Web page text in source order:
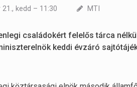
kedd – 11:30 MTI
családokért felelős tárca
keddi évzáró